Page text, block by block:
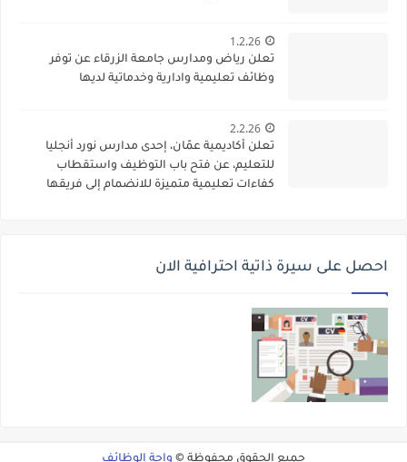
1.2.26
تعلن رياض ومدارس جامعة الزرقاء عن توفر
وظائف تعليمية وادارية وخدماتية لديها
2.2.26
تعلن أكاديمية عمّان، إحدى مدارس نورد أنجليا
للتعليم، عن فتح باب التوظيف واستقطاب
كفاءات تعليمية متميزة للانضمام إلى فريقها
احصل على سيرة ذاتية احترافية الان
جميع الحقوق محفوظة © واحة الوظائف